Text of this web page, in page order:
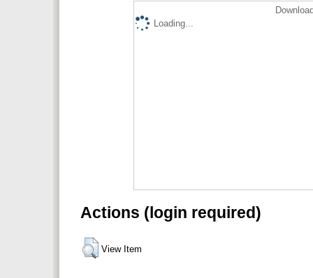
Loading...
Actions (login required)
View Item